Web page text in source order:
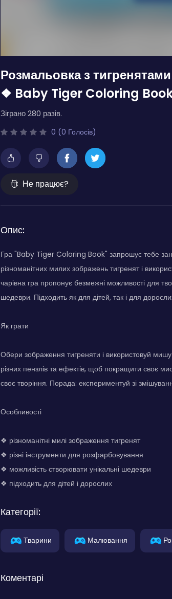
Розмальовка з тигренятами
❖ Baby Tiger Coloring
Зіграно 280 разів.
0 (0 Голосів)
Не працює?
Опис:
Гра "Baby Tiger Coloring Book" запрошує тебе
різноманітних милих зображень тигренят і
чарівна гра пропонує безмежні можливості для
шедеври. Підходить як для дітей, так і для
Як грати
Обери зображення тигреняти і використовуй
різних пензлів та ефектів, щоб покращити своє
своє творіння. Порада: експериментуй зі
Особливості
❖ різноманітні милі зображення тигренят
❖ різні інструменти для розфарбовування
❖ можливість створювати унікальні шедеври
❖ підходить для дітей і дорослих
Категорії:
Тварини Малювання
Коментарі